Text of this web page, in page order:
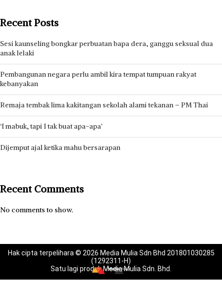
Recent Posts
Sesi kaunseling bongkar perbuatan bapa dera, ganggu seksual dua
anak lelaki
Pembangunan negara perlu ambil kira tempat tumpuan rakyat
kebanyakan
Remaja tembak lima kakitangan sekolah alami tekanan – PM Thai
‘I mabuk, tapi I tak buat apa-apa’
Dijemput ajal ketika mahu bersarapan
Recent Comments
No comments to show.
Hak cipta terpelihara © 2026 Media Mulia Sdn Bhd 201801030285
(1292311-H)
Satu lagi produk Media Mulia Sdn. Bhd.